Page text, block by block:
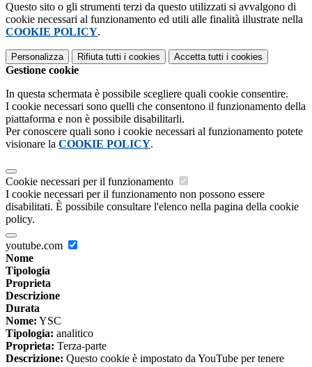
Questo sito o gli strumenti terzi da questo utilizzati si avvalgono di
cookie necessari al funzionamento ed utili alle finalità illustrate nella
COOKIE POLICY.
Personalizza Rifiuta tutti i cookies Accetta tutti i cookies
Gestione cookie
In questa schermata è possibile scegliere quali cookie consentire.
I cookie necessari sono quelli che consentono il funzionamento della
piattaforma e non è possibile disabilitarli.
Per conoscere quali sono i cookie necessari al funzionamento potete
visionare la COOKIE POLICY.
Cookie necessari per il funzionamento
I cookie necessari per il funzionamento non possono essere
disabilitati. È possibile consultare l'elenco nella pagina della cookie
policy.
youtube.com
Nome
Tipologia
Proprieta
Descrizione
Durata
Nome: YSC
Tipologia: analitico
Proprieta: Terza-parte
Descrizione: Questo cookie è impostato da YouTube per tenere